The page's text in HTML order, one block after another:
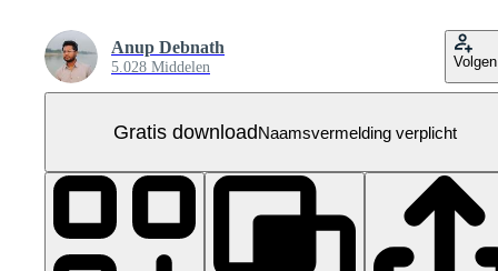
Anup Debnath
5.028 Middelen Volgen
Gratis downloadNaamsvermelding verplicht